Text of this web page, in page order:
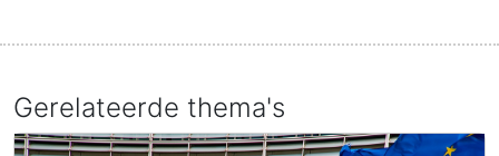
Gerelateerde thema's